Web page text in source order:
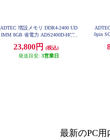
ADTEC 増設メモリ DDR4-2400 UD
IMM 8GB 省電力 ADS2400D-H8G
23,800円
(税込)
発送目安: 3営業日
0pin
最新のPC